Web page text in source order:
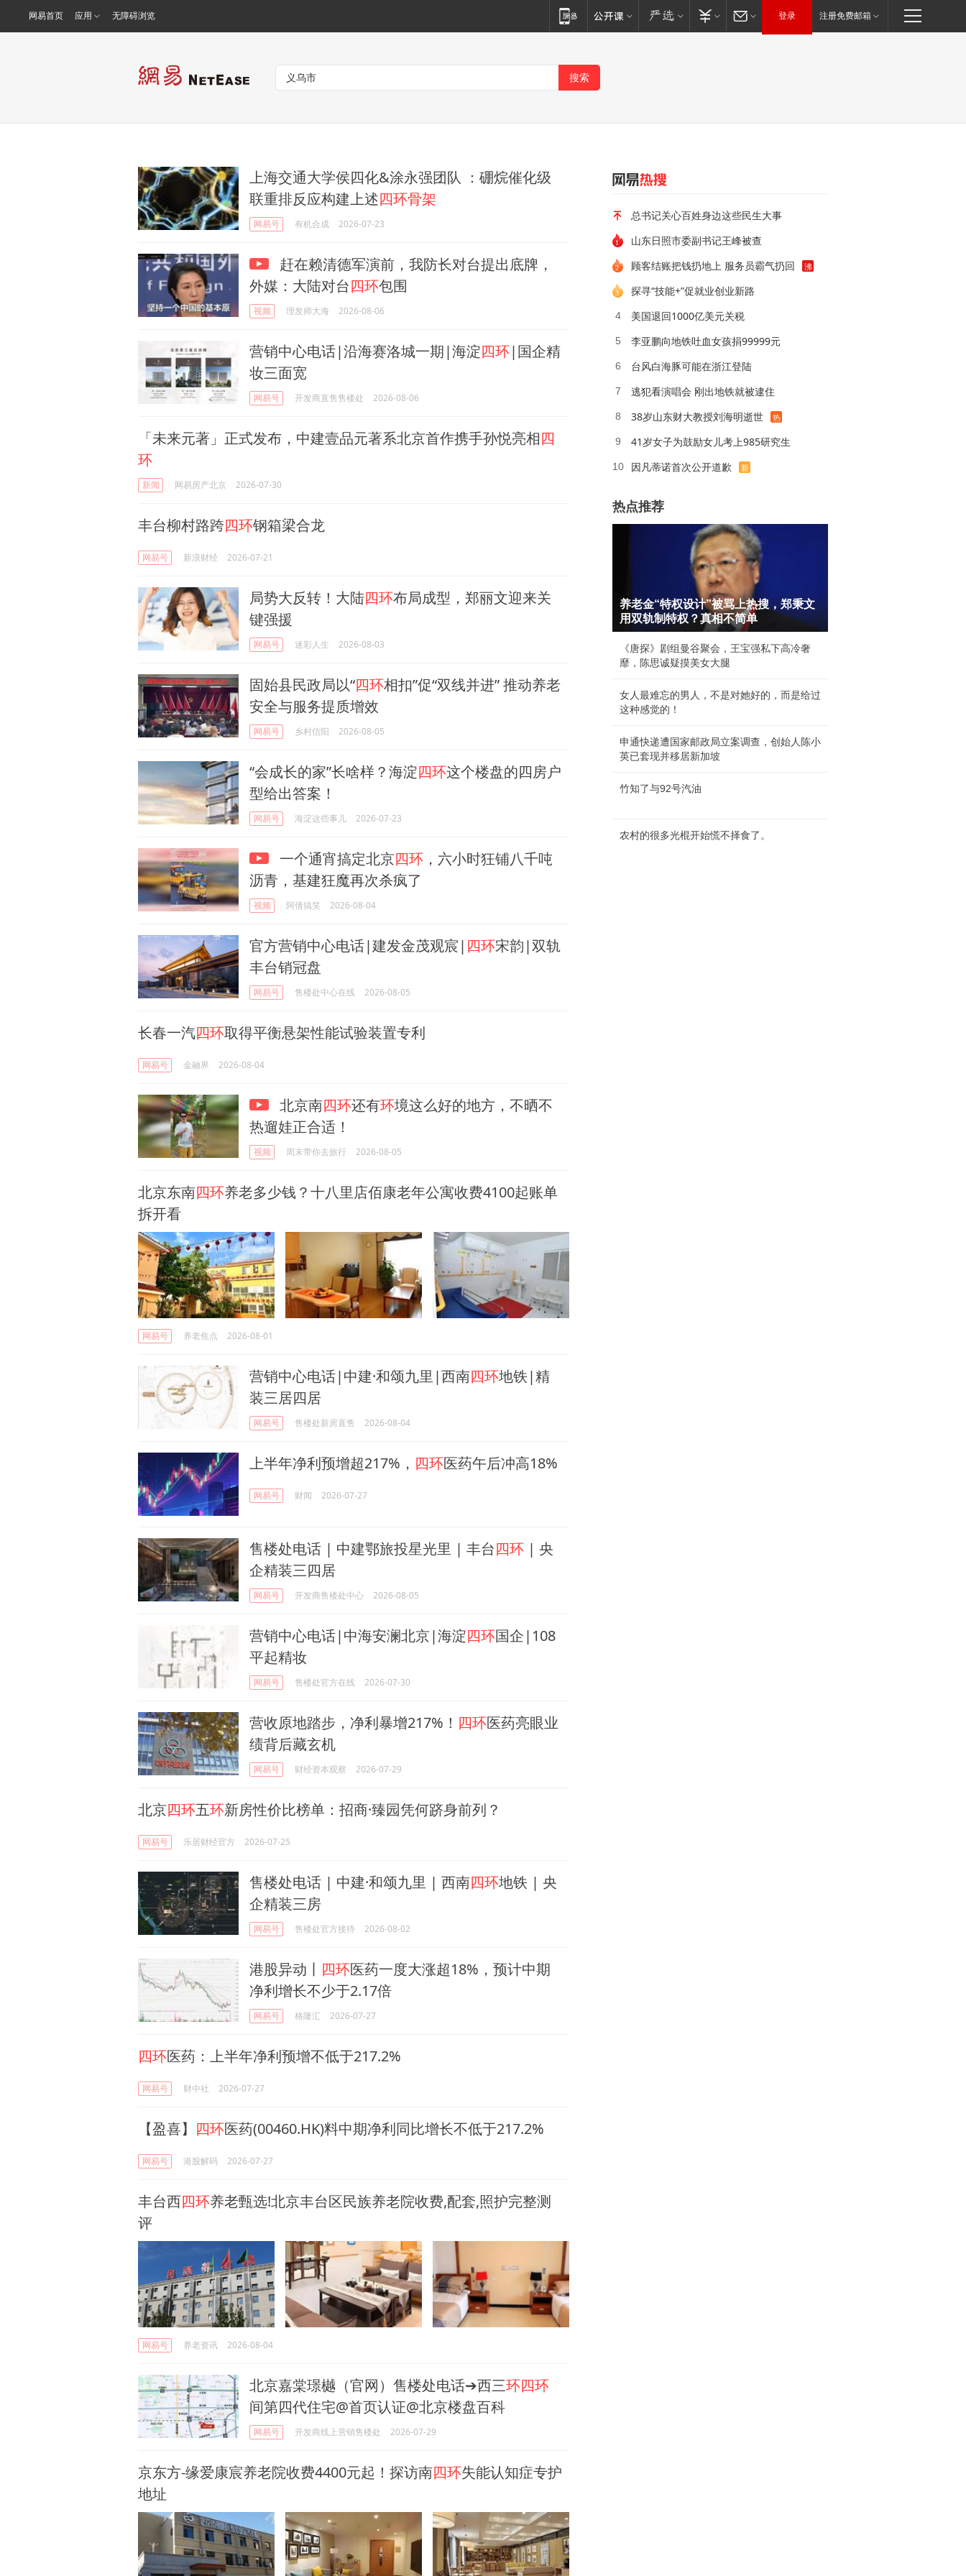
网易首页 应用 无障碍浏览 登录 注册免费邮箱
上海交通大学侯四化&涂永强团队 ：硼烷催化级
联重排反应构建上述四环骨架
网易号 有机合成 2026-07-23
赶在赖清德军演前，我防长对台提出底牌，
外媒：大陆对台四环包围
视频 理发师大海 2026-08-06
营销中心电话|沿海赛洛城一期|海淀四环|国企精
妆三面宽
网易号 开发商直售售楼处 2026-08-06
「未来元著」正式发布，中建壹品元著系北京首作携手孙悦亮相四
环
新闻 网易房产北京 2026-07-30
丰台柳村路跨四环钢箱梁合龙
网易号 新浪财经 2026-07-21
局势大反转！大陆四环布局成型，郑丽文迎来关
键强援
网易号 迷彩人生 2026-08-03
固始县民政局以“四环相扣”促“双线并进” 推动养老
安全与服务提质增效
网易号 乡村信阳 2026-08-05
“会成长的家”长啥样？海淀四环这个楼盘的四房户
型给出答案！
网易号 海淀这些事儿 2026-07-23
一个通宵搞定北京四环 ，六小时狂铺八千吨
沥青，基建狂魔再次杀疯了
视频 阿倩搞笑 2026-08-04
官方营销中心电话|建发金茂观宸| 四环宋韵|双轨
丰台销冠盘
网易号 售楼处中心在线 2026-08-05
长春一汽四环取得平衡悬架性能试验装置专利
网易号 金融界 2026-08-04
北京南四环还有环境这么好的地方，不晒不
热遛娃正合适！
视频 周末带你去旅行 2026-08-05
北京东南四环养老多少钱？十八里店佰康老年公寓收费4100起账单
拆开看
网易号 养老焦点 2026-08-01
营销中心电话|中建·和颂九里|西南四环地铁|精
装三居四居
网易号 售楼处新房直售 2026-08-04
上半年净利预增超217%， 四环医药午后冲高18%
网易号 财闻 2026-07-27
售楼处电话 | 中建鄂旅投星光里 | 丰台四环 | 央
企精装三四居
网易号 开发商售楼处中心 2026-08-05
营销中心电话|中海安澜北京|海淀四环国企|108
平起精妆
网易号 售楼处官方在线 2026-07-30
营收原地踏步，净利暴增217%！ 四环医药亮眼业
绩背后藏玄机
网易号 财经资本观察 2026-07-29
北京四环五环新房性价比榜单：招商·臻园凭何跻身前列？
网易号 乐居财经官方 2026-07-25
售楼处电话 | 中建·和颂九里 | 西南四环地铁 | 央
企精装三房
网易号 售楼处官方接待 2026-08-02
港股异动丨 四环医药一度大涨超18%，预计中期
净利增长不少于2.17倍
网易号 格隆汇 2026-07-27
四环医药：上半年净利预增不低于217.2%
网易号 财中社 2026-07-27
【盈喜】 四环医药(00460.HK)料中期净利同比增长不低于217.2%
网易号 港股解码 2026-07-27
丰台西四环养老甄选!北京丰台区民族养老院收费,配套,照护完整测
评
网易号 养老资讯 2026-08-04
北京嘉棠璟樾（官网）售楼处电话➔西三环四环
间第四代住宅@首页认证@北京楼盘百科
网易号 开发商线上营销售楼处 2026-07-29
京东方-缘爱康宸养老院收费4400元起！探访南四环失能认知症专护
地址
总书记关心百姓身边这些民生大事
山东日照市委副书记王峰被查
顾客结账把钱扔地上 服务员霸气扔回 沸
探寻“技能+”促就业创业新路
4 美国退回1000亿美元关税
5 李亚鹏向地铁吐血女孩捐99999元
6 台风白海豚可能在浙江登陆
7 逃犯看演唱会 刚出地铁就被逮住
8 38岁山东财大教授刘海明逝世 热
9 41岁女子为鼓励女儿考上985研究生
10 因凡蒂诺首次公开道歉 新
热点推荐
养老金“特权设计”被骂上热搜，郑秉文
用双轨制特权？真相不简单
《唐探》剧组曼谷聚会，王宝强私下高冷奢
靡，陈思诚疑摸美女大腿
女人最难忘的男人，不是对她好的，而是给过
这种感觉的！
申通快递遭国家邮政局立案调查，创始人陈小
英已套现并移居新加坡
竹知了与92号汽油
农村的很多光棍开始慌不择食了。